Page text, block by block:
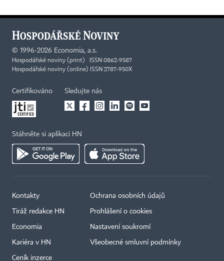
© 1996-2026 Economia, a.s.
Hospodářské noviny (print) ISSN 0862-9587
Hospodářské noviny (online) ISSN 2787-950X
Certifikováno Sledujte nás
Stáhněte si aplikaci HN
Kontakty
Tiráž redakce HN
Economia
Kariéra v HN
Ceník inzerce
Ochrana osobních údajů
Prohlášení o cookies
Nastavení soukromí
Všeobecné smluvní podmínky